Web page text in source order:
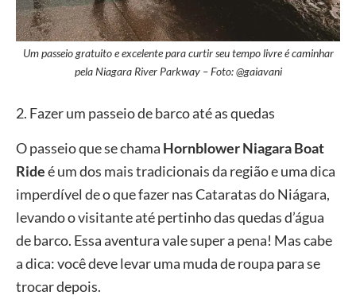
Um passeio gratuito e excelente para curtir seu tempo livre é caminhar
pela Niagara River Parkway – Foto: @gaiavani
2. Fazer um passeio de barco até as quedas
O passeio que se chama Hornblower Niagara Boat
Rideé um dos mais tradicionais da região e uma dica
imperdível de o que fazer nas Cataratas do Niágara,
levando o visitante até pertinho das quedas d’água
de barco. Essa aventura vale super a pena! Mas cabe
a dica: você deve levar uma muda de roupa para se
trocar depois.